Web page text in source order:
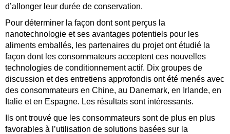
d’allonger leur durée de conservation.
Pour déterminer la façon dont sont perçus la
nanotechnologie et ses avantages potentiels pour les
aliments emballés, les partenaires du projet ont étudié la
façon dont les consommateurs acceptent ces nouvelles
technologies de conditionnement actif. Dix groupes de
discussion et des entretiens approfondis ont été menés avec
des consommateurs en Chine, au Danemark, en Irlande, en
Italie et en Espagne. Les résultats sont intéressants.
Ils ont trouvé que les consommateurs sont de plus en plus
favorables à l’utilisation de solutions basées sur la